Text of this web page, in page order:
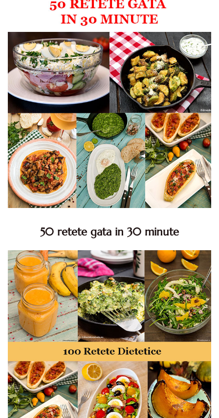
50 retete gata in 30 minute
minute. Retete rapide. Retete rapide de mancare. Idei
retete mancare rapid